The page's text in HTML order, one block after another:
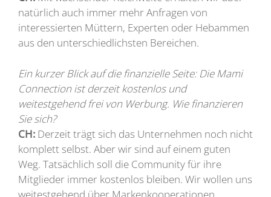
natürlich auch immer mehr Anfragen von
interessierten Müttern, Experten oder Hebammen
aus den unterschiedlichsten Bereichen.
Ein kurzer Blick auf die finanzielle Seite: Die Mami
Connection ist derzeit kostenlos und
weitestgehend frei von Werbung. Wie finanzieren
Sie sich?
CH: Derzeit trägt sich das Unternehmen noch nicht
komplett selbst. Aber wir sind auf einem guten
Weg. Tatsächlich soll die Community für ihre
Mitglieder immer kostenlos bleiben. Wir wollen uns
weitestgehend über Markenkooperationen